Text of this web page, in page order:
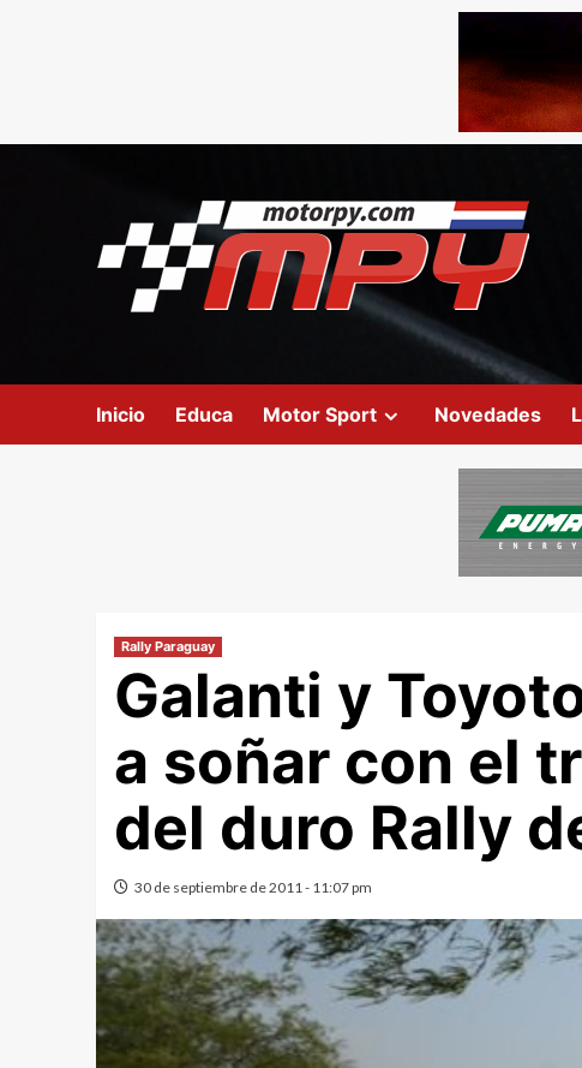
Inicio Educa Motor Sport Novedades
Rally Paraguay
Galanti y
a soñar con el
del duro Rally
30 de septiembre de 2011 - 11:07 pm